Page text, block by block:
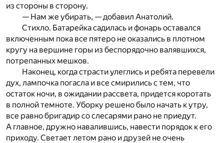
из стороны в сторону.
— Нам же убирать, — добавил Анатолий.
Стихло. Батарейка садилась и фонарь оставался
включенным пока все пятеро не оказались в плотном
кругу на вершине горы из беспорядочно валявшихся,
потрепанных мешков.
Наконец, когда страсти улеглись и ребята перевели
дух, лампочка погасла и все смирились с тем, что
остаток ночи, в ожидании рассвета, придется коротать
в полной темноте. Уборку решено было начать к утру,
все равно бригадир со слесарями рано не приедут.
А главное, дружно навалившись, навести порядок к его
приходу. Светает летом рано и друзей не очень